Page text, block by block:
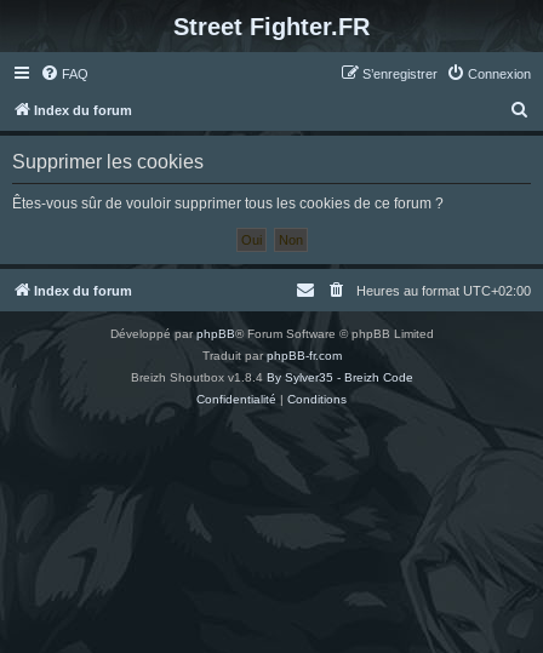
Street Fighter.FR
FAQ Connexion
S’enregistrer
Index du forum
e
h
Supprimer les cookies
Êtes-vous sûr de vouloir supprimer tous les cookies de ce forum ?
Index du forum Heures au format UTC+02:00
Développé parphpBB® Forum Software © phpBB Limited
Traduit parphpBB-fr.com
Breizh Shoutbox v1.8.4 By Sylver35 - Breizh Code
Confidentialité | Conditions